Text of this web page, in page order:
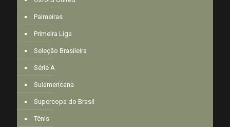
Palmeiras
Primeira Liga
Seleção Brasileira
Série A
Sulamericana
Supercopa do Brasil
Tênis